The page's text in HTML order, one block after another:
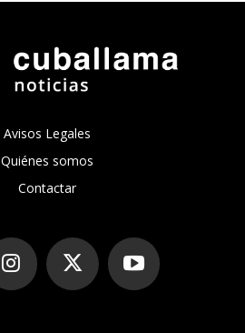
Avisos Legales
Quiénes somos
Contactar